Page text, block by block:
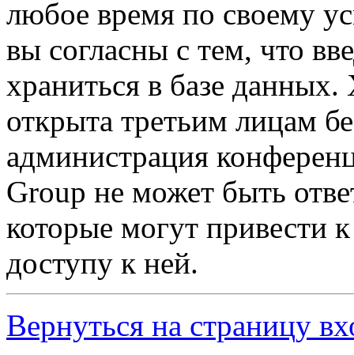
любое время по своему
вы согласны с тем, что
храниться в базе
открыта третьим лицам
администрация
Group не может быть
которые могут привести
доступу к ней.
Вернуться на страницу